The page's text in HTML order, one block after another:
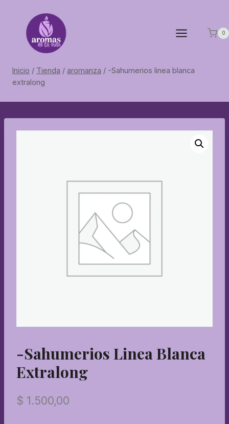
contenido
0
Inicio / Tienda / aromanza / -Sahumerios linea blanca
extralong
-Sahumerios Linea Blanca
Extralong
$ 1.500,00